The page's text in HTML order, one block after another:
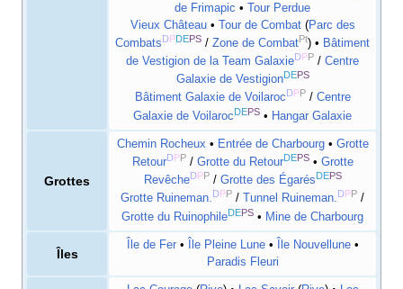
de Frimapic • Tour Perdue
Vieux Château• Tour de Combat(Parc des
CombatsDPDEPS / Zone de CombatPt) • Bâtiment
de Vestigion de la Team GalaxieDPP / Centre
Galaxie de VestigionDEPS
Bâtiment Galaxie de Voilaroc DPP / Centre
Galaxie de VoilarocDEPS • Hangar Galaxie
Grottes
Chemin Rocheux • Entrée de Charbourg• Grotte
RetourDPP / Grotte du RetourDEPS• Grotte
Revêche DPP / Grotte des Égarés DEPS
Grotte Ruineman. DPP / Tunnel Ruineman. DPP /
Grotte du RuinophileDEPS • Mine de Charbourg
Îles
Île de Fer• Île Pleine Lune• Île Nouvellune•
Paradis Fleuri